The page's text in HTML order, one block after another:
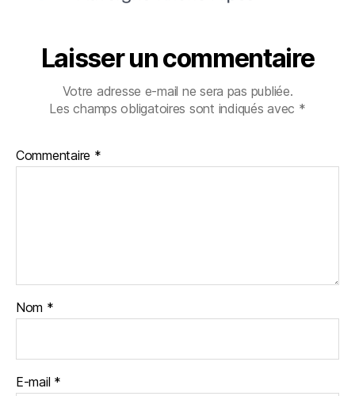
Laisser un commentaire
Votre adresse e-mail ne sera pas publiée.
Les champs obligatoires sont indiqués avec *
Commentaire *
Nom *
E-mail *